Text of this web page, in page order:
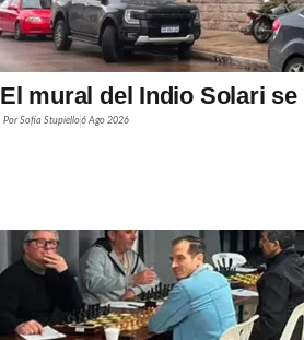
El mural del Indio Solari
Por Sofía Stupiello6 Ago 2026